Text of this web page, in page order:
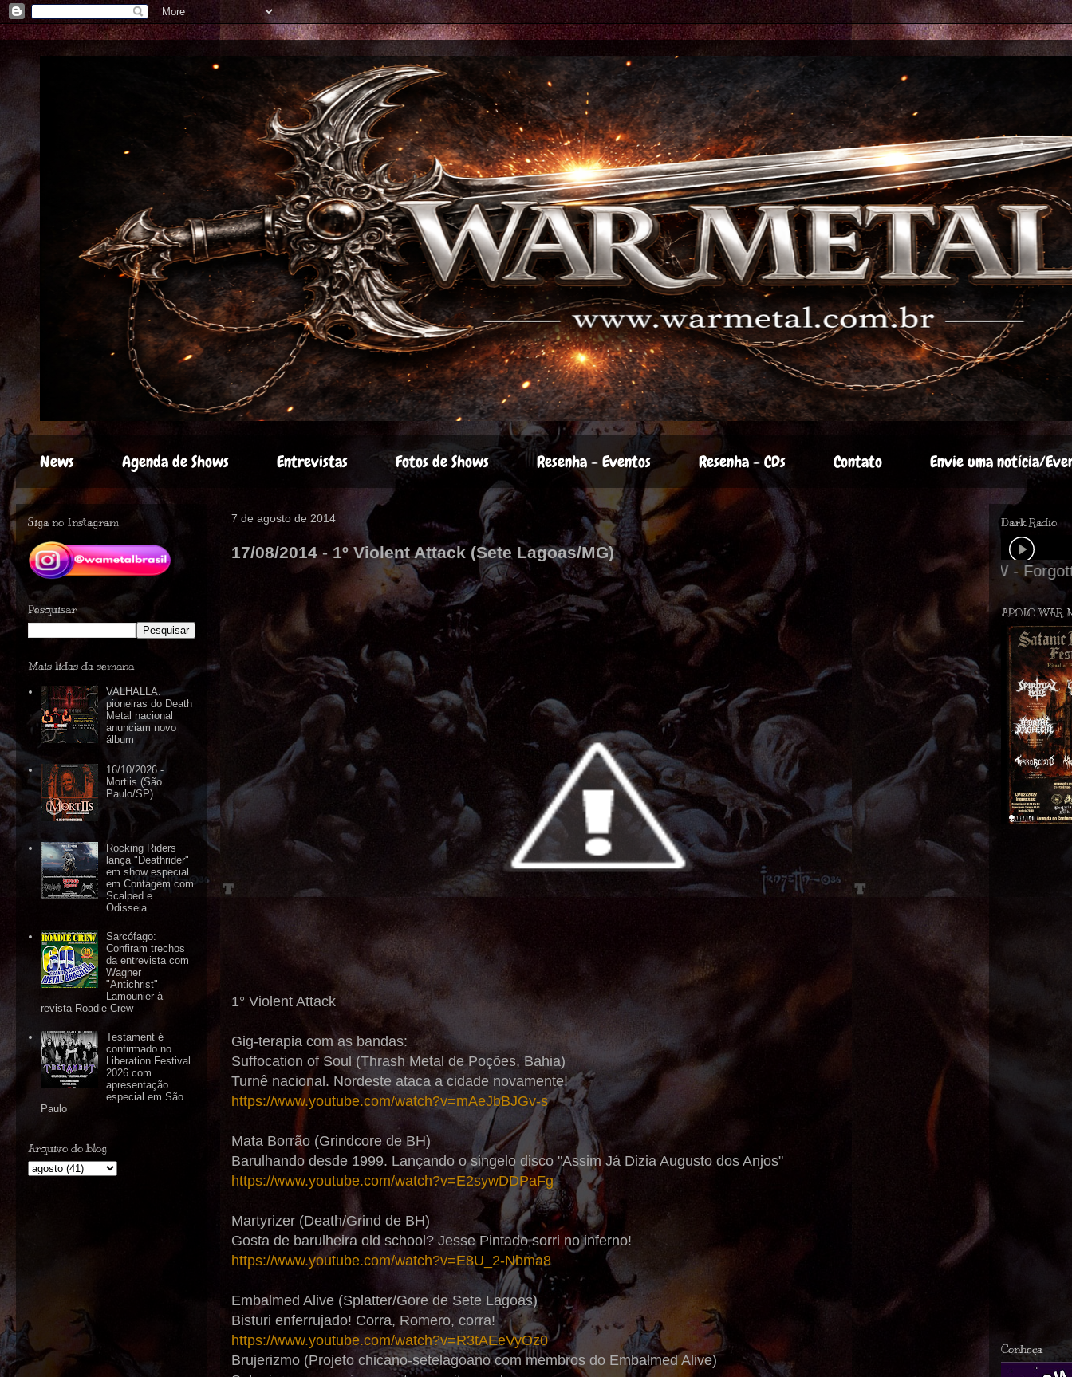
News Agenda de Shows Entrevistas Fotos de Shows Resenha - Eventos Resenha - CDs Contato Envie uma notícia/
7 de agosto de 2014
17/08/2014 - 1º Violent Attack (Sete Lagoas/MG)
1° Violent Attack
Gig-terapia com as bandas:
Suffocation of Soul (Thrash Metal de Poções, Bahia)
Turnê nacional. Nordeste ataca a cidade novamente!
https://www.youtube.com/watch?v=mAeJbBJGv-s
Mata Borrão (Grindcore de BH)
Barulhando desde 1999. Lançando o singelo disco "Assim Já Dizia Augusto dos Anjos"
https://www.youtube.com/watch?v=E2sywDDPaFg
Martyrizer (Death/Grind de BH)
Gosta de barulheira old school? Jesse Pintado sorri no inferno!
https://www.youtube.com/watch?v=E8U_2-Nbma8
Embalmed Alive (Splatter/Gore de Sete Lagoas)
Bisturi enferrujado! Corra, Romero, corra!
https://www.youtube.com/watch?v=R3tAEeVyOz0
Brujerizmo (Projeto chicano-setelagoano com membros do Embalmed Alive)
Siga no Instagram
Pesquisar
Mais lidas da semana
VALHALLA:
pioneiras do Death
Metal nacional
anunciam novo
álbum
16/10/2026 -
Mortiis (São
Paulo/SP)
Rocking Riders
lança "Deathrider"
em show especial
em Contagem com
Scalped e
Odisseia
Sarcófago:
Confiram trechos
da entrevista com
Wagner
"Antichrist"
Lamounier à
revista Roadie Crew
Testament é
confirmado no
Liberation Festival
2026 com
apresentação
especial em São
Paulo
Arquivo do blog
Dark Radio
APOIO WAR
Conheça